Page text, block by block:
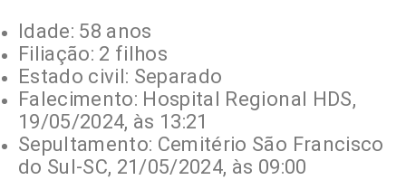
Idade: 58 anos
Filiação: 2 filhos
Estado civil: Separado
Falecimento: Hospital Regional HDS,
19/05/2024, às 13:21
Sepultamento: Cemitério São Francisco
do Sul-SC, 21/05/2024, às 09:00